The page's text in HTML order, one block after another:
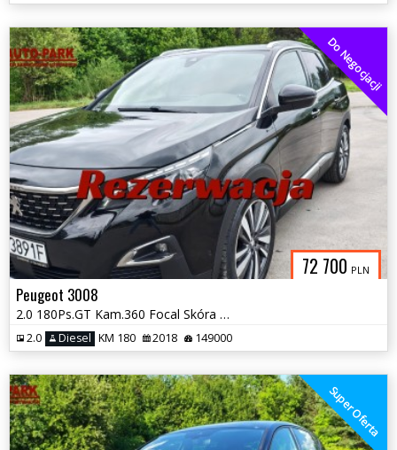
72 700 PLN
Do Negocjacji
Peugeot 3008
2.0 180Ps.GT Kam.360 Focal Skóra Panorama Masaże Navi 2018
2.0 Diesel KM 180 2018 149000
Super Oferta